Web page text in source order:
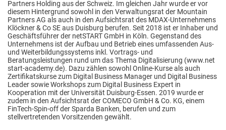
Partners Holding aus der Schweiz. Im gleichen Jahr wurde er vor
diesem Hintergrund sowohl in den Verwaltungsrat der Mountain
Partners AG als auch in den Aufsichtsrat des MDAX-Unternehmens
Klöckner & Co SE aus Duisburg berufen. Seit 2018 ist er Inhaber und
Geschäftsführer der netSTART GmbH in Köln. Gegenstand des
Unternehmens ist der Aufbau und Betrieb eines umfassenden Aus-
und Weiterbildungssystems inkl. Vortrags- und
Beratungsleistungen rund um das Thema Digitalisierung (www.net
start-academy.de). Dazu zählen sowohl Online-Kurse als auch
Zertifikatskurse zum Digital Business Manager und Digital Business
Leader sowie Workshops zum Digital Business Expert in
Kooperation mit der Universität Duisburg-Essen. 2019 wurde er
zudem in den Aufsichtsrat der COMECO GmbH & Co. KG, einem
FinTech-Spin-off der Sparda Banken, berufen und zum
stellvertretenden Vorsitzenden gewählt.